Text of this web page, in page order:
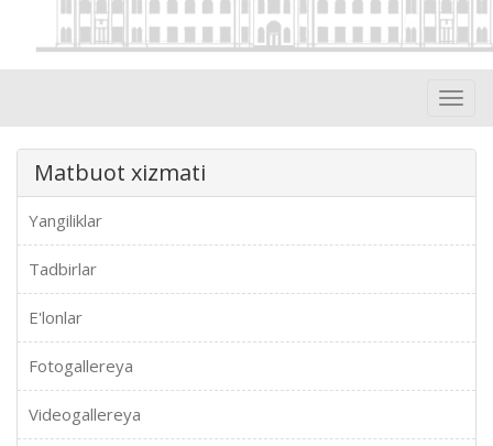
Matbuot xizmati
Yangiliklar
Tadbirlar
E'lonlar
Fotogallereya
Videogallereya